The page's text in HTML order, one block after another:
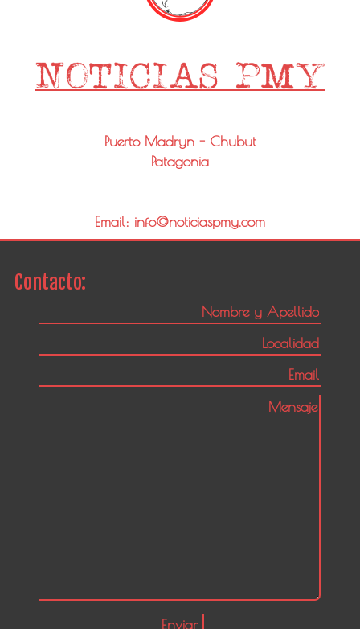
Puerto Madryn - Chubut
Patagonia
Email: info@noticiaspmy.com
Contacto: